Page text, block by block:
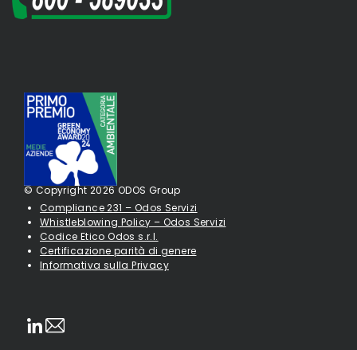
© Copyright 2026 ODOS Group
Compliance 231 – Odos Servizi
Whistleblowing Policy – Odos Servizi
Codice Etico Odos s.r.l.
Certificazione parità di genere
Informativa sulla Privacy